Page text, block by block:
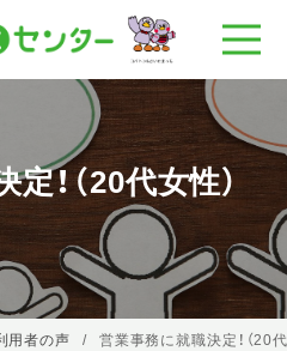
！（20代女性）
用者の声 営業事務に就職決定！（20